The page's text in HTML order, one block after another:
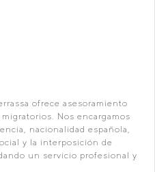
ofrece asesoramiento
Nos encargamos
nacionalidad española,
y la interposición de
un servicio profesional y